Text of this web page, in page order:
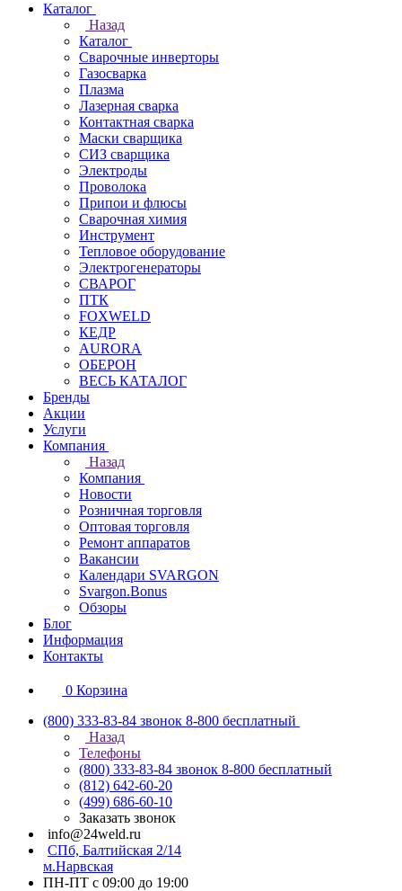
Каталог
Назад
Каталог
Сварочные инверторы
Газосварка
Плазма
Лазерная сварка
Контактная сварка
Маски сварщика
СИЗ сварщика
Электроды
Проволока
Припои и флюсы
Сварочная химия
Инструмент
Тепловое оборудование
Электрогенераторы
СВАРОГ
ПТК
FOXWELD
КЕДР
AURORA
ОБЕРОН
ВЕСЬ КАТАЛОГ
Бренды
Акции
Услуги
Компания
Назад
Компания
Новости
Розничная торговля
Оптовая торговля
Ремонт аппаратов
Вакансии
Календари SVARGON
Svargon.Bonus
Обзоры
Блог
Информация
Контакты
0 Корзина
(800) 333-83-84 звонок 8-800 бесплатный
Назад
Телефоны
(800) 333-83-84 звонок 8-800 бесплатный
(812) 642-60-20
(499) 686-60-10
Заказать звонок
info@24weld.ru
СПб, Балтийская 2/14
м.Нарвская
ПН-ПТ с 09:00 до 19:00